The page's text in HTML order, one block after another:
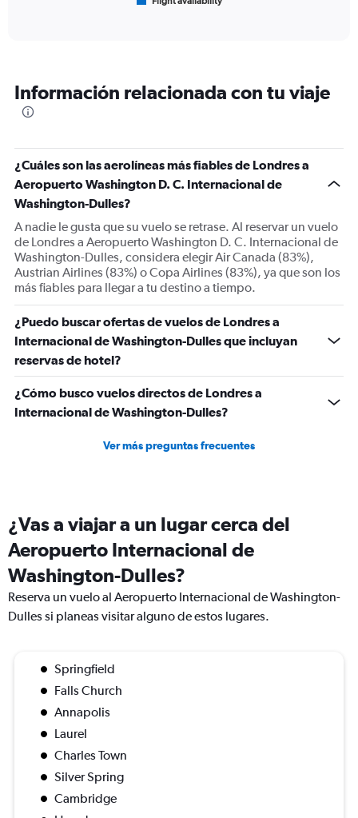
categories.
The
Y
axis
displaying
of
flights.
Range:
0
to
240.
Información relacionada con tu viaje
¿Cuáles son las aerolíneas más fiables de Londres a
Aeropuerto Washington D. C. Internacional de
Washington-Dulles?
A nadie le gusta que su vuelo se retrase. Al reservar un vuelo
de Londres a Aeropuerto Washington D. C. Internacional de
Washington-Dulles, considera elegir Air Canada (83%),
Austrian Airlines (83%) o Copa Airlines (83%), ya que son los
más fiables para llegar a tu destino a tiempo.
¿Puedo buscar ofertas de vuelos de Londres a
Internacional de Washington-Dulles que incluyan
reservas de hotel?
¿Cómo busco vuelos directos de Londres a
Internacional de Washington-Dulles?
Ver más preguntas frecuentes
¿Vas a viajar a un lugar cerca del
Aeropuerto Internacional de
Washington-Dulles?
Reserva un vuelo al Aeropuerto Internacional de Washington-
Dulles si planeas visitar alguno de estos lugares.
Springfield
Falls Church
Annapolis
Laurel
Charles Town
Silver Spring
Cambridge